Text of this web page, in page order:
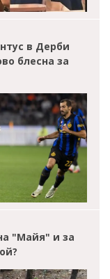
в Дерби
блесна за
"Майя" и за